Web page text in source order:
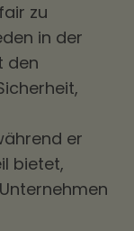
zu
in der
den
er
bietet,